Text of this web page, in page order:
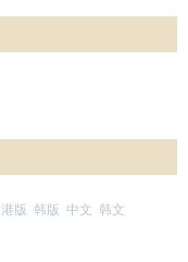
港版 韩版 中文 韩文